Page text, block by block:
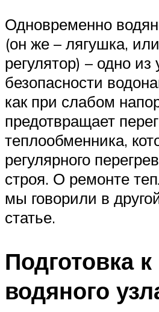
Одновременно
(он же – лягушка,
регулятор) – одно из
безопасности
как при слабом
предотвращает
теплообменника,
регулярного
строя. О ремонте
мы говорили в
статье.
Подготовка
водяного